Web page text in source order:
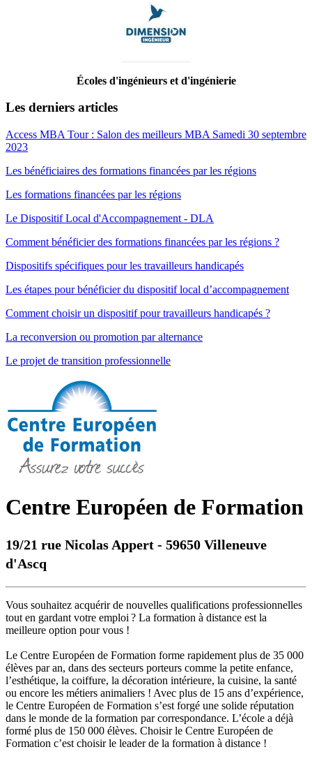
Écoles d'ingénieurs et d'ingénierie
Les derniers articles
Access MBA Tour : Salon des meilleurs MBA Samedi 30 septembre
2023
Les bénéficiaires des formations financées par les régions
Les formations financées par les régions
Le Dispositif Local d'Accompagnement - DLA
Comment bénéficier des formations financées par les régions ?
Dispositifs spécifiques pour les travailleurs handicapés
Les étapes pour bénéficier du dispositif local d’accompagnement
Comment choisir un dispositif pour travailleurs handicapés ?
La reconversion ou promotion par alternance
Le projet de transition professionnelle
Centre Européen de Formation
19/21 rue Nicolas Appert - 59650 Villeneuve
d'Ascq
Vous souhaitez acquérir de nouvelles qualifications professionnelles
tout en gardant votre emploi ? La formation à distance est la
meilleure option pour vous !
Le Centre Européen de Formation forme rapidement plus de 35 000
élèves par an, dans des secteurs porteurs comme la petite enfance,
l’esthétique, la coiffure, la décoration intérieure, la cuisine, la santé
ou encore les métiers animaliers ! Avec plus de 15 ans d’expérience,
le Centre Européen de Formation s’est forgé une solide réputation
dans le monde de la formation par correspondance. L’école a déjà
formé plus de 150 000 élèves. Choisir le Centre Européen de
Formation c’est choisir le leader de la formation à distance !